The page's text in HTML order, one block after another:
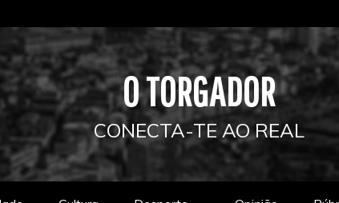
O TORGADOR
CONECTA-TE AO REAL